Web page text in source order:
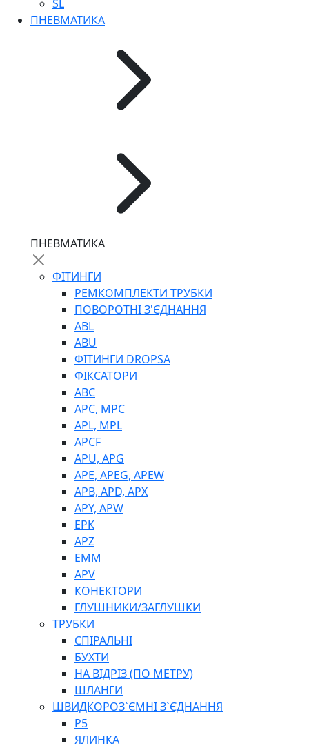
SL
ПНЕВМАТИКА
ПНЕВМАТИКА
ФІТИНГИ
РЕМКОМПЛЕКТИ ТРУБКИ
ПОВОРОТНІ З'ЄДНАННЯ
ABL
ABU
ФІТИНГИ DROPSA
ФІКСАТОРИ
ABC
APC, MPC
APL, MPL
APCF
APU, APG
APE, APEG, APEW
APB, APD, APX
APY, APW
EPK
APZ
EMM
APV
КОНЕКТОРИ
ГЛУШНИКИ/ЗАГЛУШКИ
ТРУБКИ
СПІРАЛЬНІ
БУХТИ
НА ВІДРІЗ (ПО МЕТРУ)
ШЛАНГИ
ШВИДКОРОЗ`ЄМНІ З`ЄДНАННЯ
P5
ЯЛИНКА